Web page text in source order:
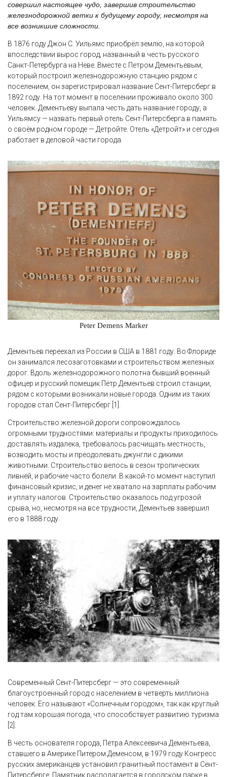
совершил настоящее чудо, завершив строительство
железнодорожной ветки к будущему городу, несмотря на
все возникшие сложности.
В 1876 году Джон С. Уильямс приобрёл землю, на которой
впоследствии вырос город, названный в честь русского
Санкт-Петербурга на Неве. Вместе с Петром Дементьевым,
который построил железнодорожную станцию рядом с
поселением, он зарегистрировал название Сент-Питерсберг в
1892 году. На тот момент в поселении проживало около 300
человек. Дементьеву выпала честь дать название городу, а
Уильямсу — назвать первый отель Сент-Питерсберга в память
о своём родном городе — Детройте. Отель «Детройт» и сегодня
работает в деловой части города.
Peter Demens Marker
Дементьев переехал из России в США в 1881 году. Во Флориде
он занимался лесозаготовками и строительством железных
дорог. Вдоль железнодорожного полотна бывший военный
офицер и русский помещик Пётр Дементьев строил станции,
рядом с которыми возникали новые города. Одним из таких
городов стал Сент-Питерсберг [1].
Строительство железной дороги сопровождалось
огромными трудностями: материалы и продукты приходилось
доставлять издалека, требовалось расчищать местность,
возводить мосты и преодолевать джунгли с дикими
животными. Строительство велось в сезон тропических
ливней, и рабочие часто болели. В какой-то момент наступил
финансовый кризис, и денег не хватало на зарплаты рабочим
и уплату налогов. Строительство оказалось под угрозой
срыва, но, несмотря на все трудности, Дементьев завершил
его в 1888 году.
Современный Сент-Питерсберг — это современный
благоустроенный город с населением в четверть миллиона
человек. Его называют «Солнечным городом», так как круглый
год там хорошая погода, что способствует развитию туризма
[2].
В честь основателя города, Петра Алексеевича Дементьева,
ставшего в Америке Питером Деменсом, в 1979 году Конгресс
русских американцев установил гранитный постамент в Сент-
Питерсберге. Памятник располагается в городском парке в